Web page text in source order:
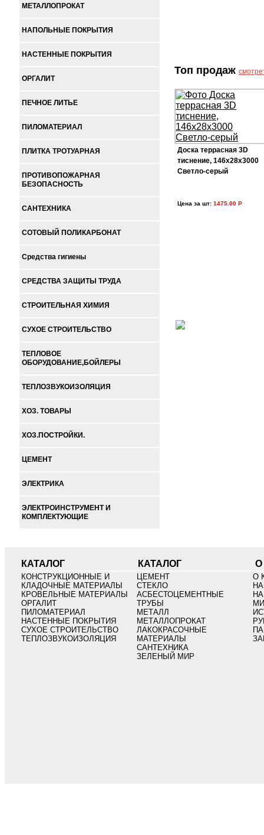
МЕТАЛЛОПРОКАТ
НАПОЛЬНЫЕ ПОКРЫТИЯ
НАСТЕННЫЕ ПОКРЫТИЯ
ОРГАЛИТ
ПЕЧНОЕ ЛИТЬЕ
ПИЛОМАТЕРИАЛ
ПЛИТКА ТРОТУАРНАЯ
ПРОТИВОПОЖАРНАЯ
БЕЗОПАСНОСТЬ
САНТЕХНИКА
СОТОВЫЙ ПОЛИКАРБОНАТ
Средства гигиены
СРЕДСТВА ЗАЩИТЫ ТРУДА
СТРОИТЕЛЬНАЯ ХИМИЯ
СУХОЕ СТРОИТЕЛЬСТВО
ТЕПЛОВОЕ
ОБОРУДОВАНИЕ,БОЙЛЕРЫ
ТЕПЛОЗВУКОИЗОЛЯЦИЯ
ХОЗ. ТОВАРЫ
ХОЗ.ПОСТРОЙКИ.
ЦЕМЕНТ
ЭЛЕКТРИКА
ЭЛЕКТРОИНСТРУМЕНТ И
КОМПЛЕКТУЮЩИЕ
Топ продаж
Доска террасная 3D
тиснение, 146х28х3000
Светло-серый
Цена за шт: 1475.00 Р
КАТАЛОГ КАТАЛОГ О
КОНСТРУКЦИОННЫЕ И
КЛАДОЧНЫЕ МАТЕРИАЛЫ
КРОВЕЛЬНЫЕ МАТЕРИАЛЫ
ОРГАЛИТ
ПИЛОМАТЕРИАЛ
НАСТЕННЫЕ ПОКРЫТИЯ
СУХОЕ СТРОИТЕЛЬСТВО
ТЕПЛОЗВУКОИЗОЛЯЦИЯ
ЦЕМЕНТ
СТЕКЛО
АСБЕСТОЦЕМЕНТНЫЕ
ТРУБЫ
МЕТАЛЛ
МЕТАЛЛОПРОКАТ
ЛАКОКРАСОЧНЫЕ
МАТЕРИАЛЫ
САНТЕХНИКА
ЗЕЛЕНЫЙ МИР
О